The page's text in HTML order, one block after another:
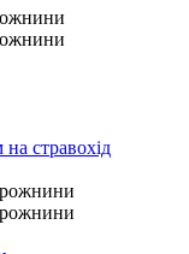
стравохід